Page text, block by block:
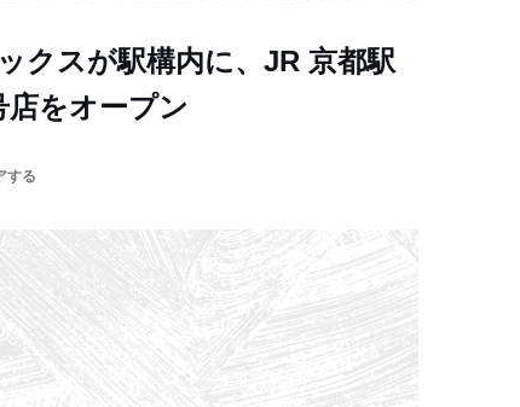
クスが駅構内に、JR 京都駅
店をオープン
する